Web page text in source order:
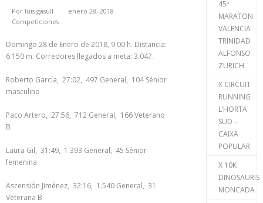
Por luis gasull
enero 28, 2018
Competiciones
Domingo 28 de Enero de 2018, 9:00 h. Distancia:
6.150 m. Corredores llegados a meta: 3.047.
Roberto García, 27:02, 497 General, 104 Sénior
masculino
Paco Artero, 27:56, 712 General, 166 Veterano
B
Laura Gil, 31:49, 1.393 General, 45 Sénior
femenina
Ascensión Jiménez, 32:16, 1.540 General, 31
Veterana B
45º
MARATON
VALENCIA
TRINIDAD
ALFONSO
ZURICH
X CIRCUIT
RUNNING
L’HORTA
SUD –
CAIXA
POPULAR
X 10K
DINOSAURIS
MONCADA